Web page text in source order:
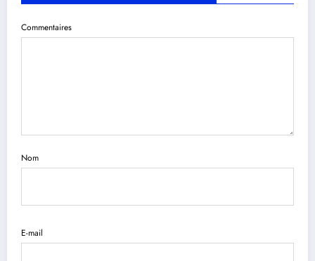
Commentaires
Nom
E-mail